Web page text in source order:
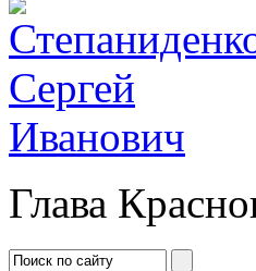
Глава